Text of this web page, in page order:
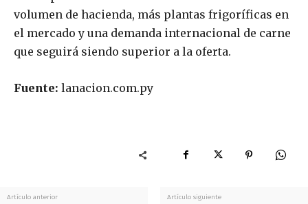
volumen de hacienda, más plantas frigoríficas en
el mercado y una demanda internacional de carne
que seguirá siendo superior a la oferta.
Fuente: lanacion.com.py
Artículo anterior Artículo siguiente